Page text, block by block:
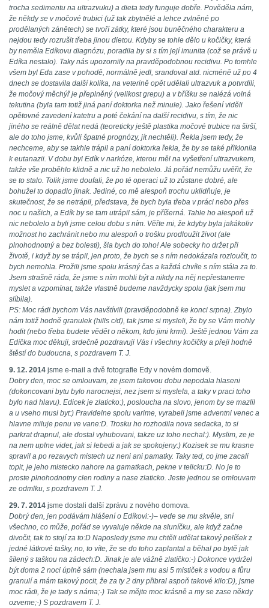
trocha sedimentu na ultrazvuku) a dieta tedy funguje dobře. Pověděla nám,
že někdy se v močové trubici (už tak zbytnělé a lehce zvlněné po
prodělaných zánětech) se tvoří zátky, které jsou buněčného charakteru a
nejdou tedy rozrušit třeba jinou dietou. Kdyby se tohle dělo u kočičky, která
by neměla Edíkovu diagnózu, poradila by si s tím její imunita (což se právě u
Edíka nestalo). Taky nás upozornily na pravděpodobnou recidivu. Po tomhle
všem byl Eda zase v pohodě, normálně jedl, srandoval atd. nicméně už po 4
dnech se dostavila další kolika, na veterině opět udělali ultrazvuk a potvrdili,
že močový měchýř je přeplněný (velikost grepu) a v bříšku se nalézá volná
tekutina (byla tam totiž jiná paní doktorka než minule). Jako řešení viděli
opětovné zavedení katetru a poté čekání na další recidivu, s tím, že nic
jiného se reálně dělat nedá (teoreticky ještě plastika močové trubice na širší,
ale do toho jsme, kvůli špatné prognózy, jít nechtěli). Řekla jsem tedy, že
nechceme, aby se takhle trápil a paní doktorka řekla, že by se také přiklonila
k eutanazii. V dobu byl Edík v narkóze, kterou měl na vyšetření ultrazvukem,
takže vše proběhlo klidně a nic už ho nebolelo. Já pořád nemůžu uvěřit, že
se to stalo. Tolik jsme doufali, že po té operaci už to zůstane dobré, ale
bohužel to dopadlo jinak. Jediné, co mě alespoň trochu uklidňuje, je
skutečnost, že se netrápil, představa, že bych byla třeba v práci nebo přes
noc u našich, a Edík by se tam utrápil sám, je příšerná. Tahle ho alespoň už
nic nebolelo a byli jsme celou dobu s ním. Věřte mi, že kdyby byla jakákoliv
možnost ho zachránit nebo mu alespoň o trošku prodloužit život (ale
plnohodnotný a bez bolesti), šla bych do toho! Ale sobecky ho držet při
životě, i když by se trápil, jen proto, že bych se s ním nedokázala rozloučit, to
bych nemohla. Prožili jsme spolu krásný čas a každá chvíle s ním stála za to.
Jsem strašně ráda, že jsme s ním mohli být a nikdy na něj nepřestaneme
myslet a vzpomínat, takže vlastně budeme navždycky spolu (jak jsem mu
slíbila).
PS: Moc rádi bychom Vás navštívili (pravděpodobně ke konci srpna). Zbylo
nám totiž hodně granulek (hills c/d), tak jsme si mysleli, že by se Vám mohly
hodit (nebo třeba budete vědět o někom, kdo jimi krmí). Ještě jednou Vám za
Edíčka moc děkuji, srdečně pozdravuji Vás i všechny kočičky a přeji hodně
štěstí do budoucna, s pozdravem T. J.
9. 12. 2014 jsme e-mail a dvě fotografie Edy v novém domově.
Dobry den, moc se omlouvam, ze jsem takovou dobu nepodala hlaseni
(dokoncovani bytu bylo narocnejsi, nez jsem si myslela, a taky v praci toho
bylo nad hlavu). Edicek je zlaticko:), posloucha na slovo, jenom by se mazlil
a u vseho musi byt:) Pravidelne spolu varime, vyrabeli jsme adventni venec a
hlavne miluje penu ve vane:D. Trosku ho rozhodila nova sedacka, to si
parkrat drapnul, ale dostal vyhubovani, takze uz toho nechal:). Myslim, ze je
na nem uplne videt, jak si lebedi a jak se spokojeny:) Kozisek se mu krasne
spravil a po rezavych mistech uz neni ani pamatky. Taky ted, co jme zacali
topit, je jeho mistecko nahore na gamatkach, pekne v telicku:D. No je to
proste plnohodnotny clen rodiny a nase zlaticko. Jeste jednou se omlouvam
ze odmlku, s pozdravem T. J.
29. 7. 2014 jsme dostali další zprávu z nového domova.
Dobrý den, jen podávám hlášení o Edíkovi:-)– vede se mu skvěle, sní
všechno, co může, pořád se vyvaluje někde na sluníčku, ale když začne
divočit, tak to stojí za to:D Naposledy jsme mu chtěli udělat takový pelíšek z
jedné látkové tašky, no, to víte, že se do toho zaplantal a běhal po bytě jak
šílený s taškou na zádech:D. Jinak je ale vážně zlatíčko:-) Dokonce vydržel
být doma 2 noci úplně sám (nechala jsem mu asi 5 mističek s vodou a fůru
granulí a mám takový pocit, že za ty 2 dny přibral aspoň takové kilo:D), jsme
moc rádi, že je tady s náma;-) Tak se mějte moc krásně a my se zase někdy
ozveme;-) S pozdravem T. J.